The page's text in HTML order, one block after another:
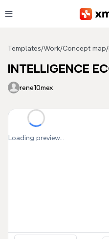
Templates/Work/Concept map/
INTELLIGENCE
rene10mex
Loading preview...